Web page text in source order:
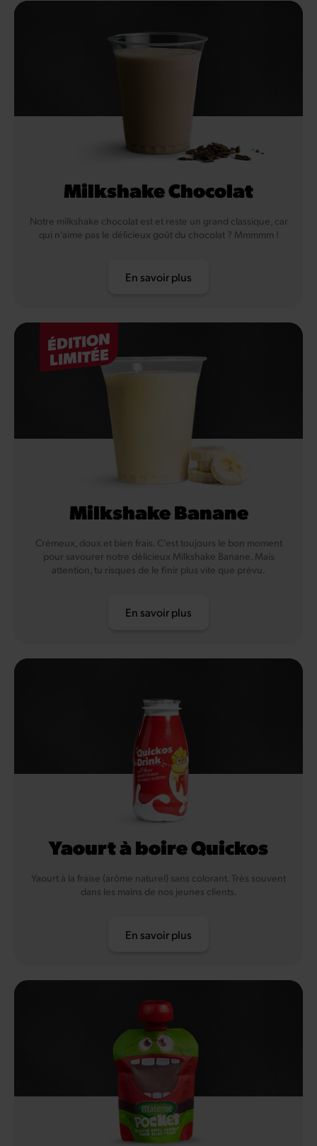
Milkshake Chocolat
Notre milkshake chocolat est et reste un grand classique, car
qui n'aime pas le délicieux goût du chocolat ? Mmmmm !
En savoir plus
ÉDITION
LIMITÉE
Milkshake Banane
Crémeux, doux et bien frais. C’est toujours le bon moment
pour savourer notre délicieux Milkshake Banane. Mais
attention, tu risques de le finir plus vite que prévu.
En savoir plus
Yaourt à boire Quickos
Yaourt à la fraise (arôme naturel) sans colorant. Très souvent
dans les mains de nos jeunes clients.
En savoir plus